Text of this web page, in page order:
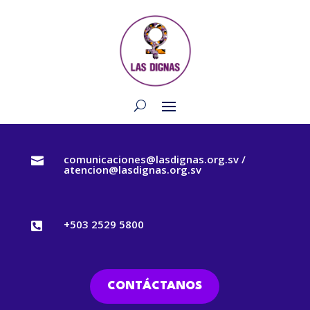
 comunicaciones@lasdignas.org.sv /
atencion@lasdignas.org.sv
 +503 2529 5800
CONTÁCTANOS